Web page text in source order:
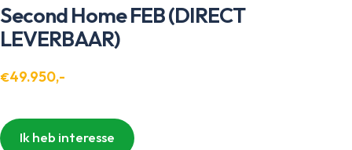
Second Home FEB (DIRECT
LEVERBAAR)
€49.950,-
Ik heb interesse